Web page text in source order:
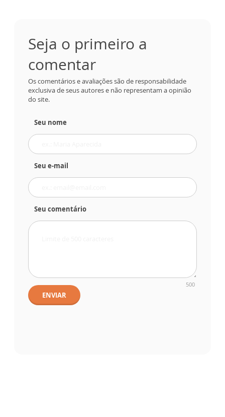
Seja o primeiro a
comentar
Os comentários e avaliações são de responsabilidade
exclusiva de seus autores e não representam a opinião
do site.
Seu nome
Seu e-mail
Seu comentário
500
ENVIAR